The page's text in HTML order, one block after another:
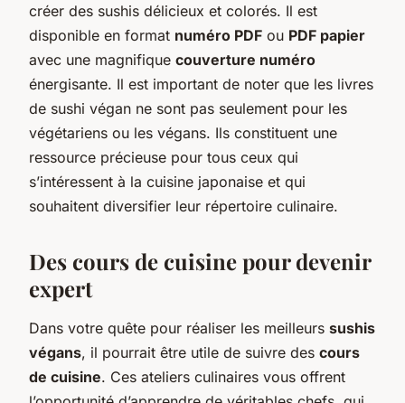
créer des sushis délicieux et colorés. Il est
disponible en format numéro PDF ou PDF papier
avec une magnifique couverture numéro
énergisante. Il est important de noter que les livres
de sushi végan ne sont pas seulement pour les
végétariens ou les végans. Ils constituent une
ressource précieuse pour tous ceux qui
s’intéressent à la cuisine japonaise et qui
souhaitent diversifier leur répertoire culinaire.
Des cours de cuisine pour devenir
expert
Dans votre quête pour réaliser les meilleurs sushis
végans, il pourrait être utile de suivre des cours
de cuisine. Ces ateliers culinaires vous offrent